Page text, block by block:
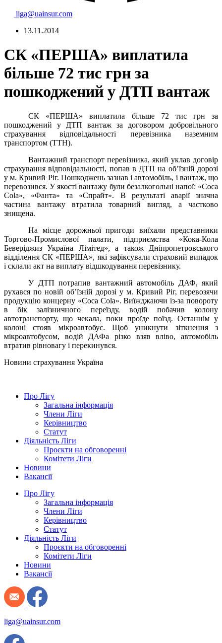
liga@uainsur.com
13.11.2014
СК «ПЕРША» виплатила
більше 72 тис грн за
пошкоджений у ДТП вантаж
СК «ПЕРША» виплатила більше 72 тис грн за
пошкоджений у ДТП вантаж за договором добровільного
страхування відповідальності перевізника наземним
транспортом (ТТН).
Вантажний транспорт перевізника, який уклав договір
страхування відповідальності, попав в ДТП на об’їзній дорозі
у м. Кривий Ріг. Пошкоджень зазнав і автомобіль, і вантаж, що
перевозився. У якості вантажу були безалкогольні напої: «Coca
Cola», «Фанта» та «Спрайт». В результаті аварії значна
частина вантажу втратила товарний вигляд, а частково
знищена.
На місце дорожньої пригодивиїхали представники
Торгово-Промислової палати,
підприємства «Кока-Кола
Беверіджиз Україна Лімітед», а також Дніпропетровського
відділення СК «ПЕРША», які зафіксували страховий випадок
і склали акт на виплату відшкодування перевізнику.
У ДТП потрапив вантажний автомобіль ДАФ, який
рухався по новій об’їзній дорозі у м. Кривий Ріг, перевозячи
продукцію концерну «Coca Cola». Виїжджаючи із-за повороту
в бік залізничного переїзду, водій побачив колону
автотранспорту, що чекала, поки проїде поїзд. Останнім у
колоні стояв мікроавтобус. Щоб уникнути зіткнення з
мікроавтобусом, водій ДАФа різко взяв вліво, автомобіль
втратив рівновагу і перекинувся.
Новини страхування Україна
Про Лігу
Загальна інформація
Члени Ліги
Керівництво
Статут
Діяльність Ліги
Проєкти на обговоренні
Комітети Ліги
Новини
Вакансії
Про Лігу
Загальна інформація
Члени Ліги
Керівництво
Статут
Діяльність Ліги
Проєкти на обговоренні
Комітети Ліги
Новини
Вакансії
liga@uainsur.com